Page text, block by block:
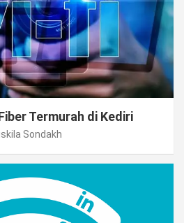
Termurah di Kediri
Sondakh